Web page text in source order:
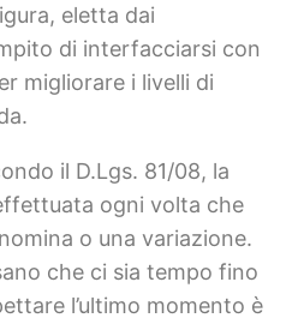
eletta dai
di interfacciarsi con
migliorare i livelli di
il D.Lgs. 81/08, la
ogni volta che
o una variazione.
che ci sia tempo fino
l’ultimo momento è